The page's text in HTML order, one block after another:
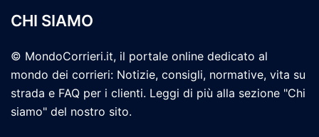
CHI SIAMO
© MondoCorrieri.it, il portale online dedicato al
mondo dei corrieri: Notizie, consigli, normative, vita su
strada e FAQ per i clienti. Leggi di più alla sezione "Chi
siamo" del nostro sito.